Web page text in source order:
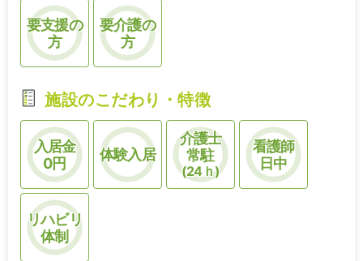
要支援の
方
要介護の
方
施設のこだわり・特徴
入居金
0円
体験入居
介護士
常駐
(24ｈ)
看護師
日中
リハビリ
体制